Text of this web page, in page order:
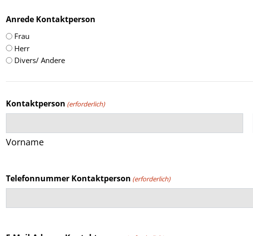
Anrede Kontaktperson
Frau
Herr
Divers/ Andere
Kontaktperson (erforderlich)
Vorname
Telefonnummer Kontaktperson (erforderlich)